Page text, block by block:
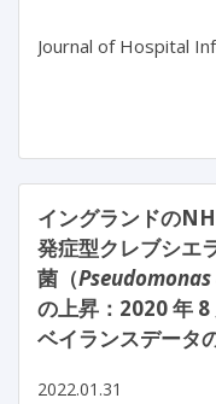
Journal of Hospital
イングランドの
発症型クレブシエ
菌（
の上昇：2020 年
ベイランスデータ
2022.01.31